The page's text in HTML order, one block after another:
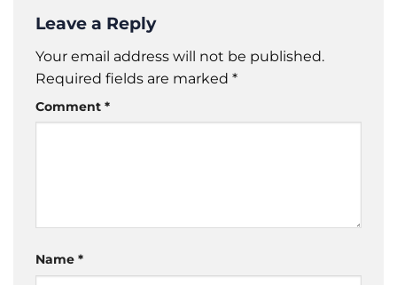
Leave a Reply
Your email address will not be published.
Required fields are marked *
Comment *
Name *